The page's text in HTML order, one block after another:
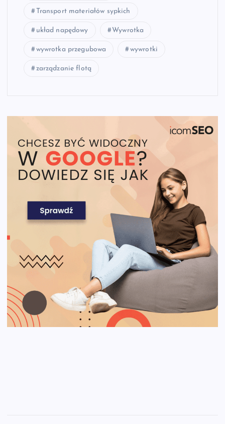
Transport materiałów sypkich
układ napędowy Wywrotka
wywrotka przegubowa wywrotki
zarządzanie flotą